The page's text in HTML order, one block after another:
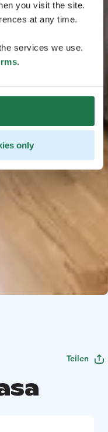
you visit the site.
at any time.
services we use.
.
only
Teilen